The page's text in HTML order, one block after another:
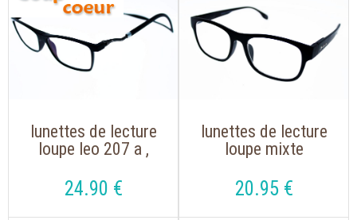
lunettes de lecture
loupe leo 207 a ,
aimant avec cordon
réglable
24.90 €
lunettes de lecture
loupe mixte
avec clip solaire
aimanté polarisé
20.95 €